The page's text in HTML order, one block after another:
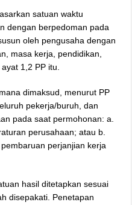
satuan waktu
dengan berpedoman pada
oleh pengusaha dengan
masa kerja, pendidikan,
1,2 PP itu.
dimaksud, menurut PP
pekerja/buruh, dan
pada saat permohonan: a.
perusahaan; atau b.
perjanjian kerja
hasil ditetapkan sesuai
disepakati. Penetapan